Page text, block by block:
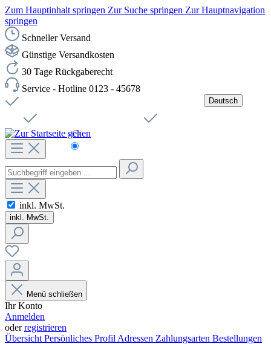
Zum Hauptinhalt springen Zur Suche springen Zur Hauptnavigation
springen
Schneller Versand
Günstige Versandkosten
30 Tage Rückgaberecht
Service - Hotline 0123 - 45678
Deutsch
Čeština
inkl. MwSt.
inkl. MwSt.
Menü schließen
Ihr Konto
Anmelden
oderregistrieren
Übersicht Persönliches Profil Adressen Zahlungsarten Bestellungen